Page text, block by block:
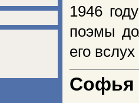
1946
поэмы
его
Софья